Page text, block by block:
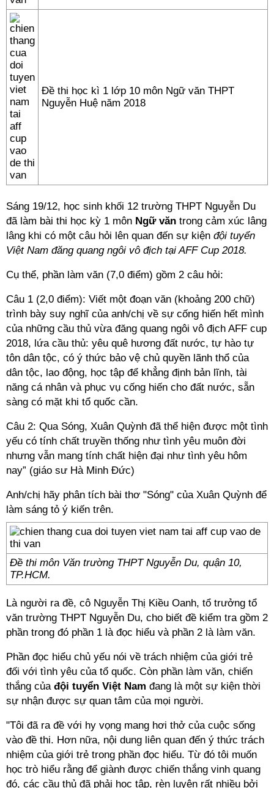
Đề thi học kì 1 lớp 10 môn Ngữ văn THPT
Nguyễn Huệ năm 2018
Sáng 19/12, học sinh khối 12 trường THPT Nguyễn Du
đã làm bài thi học kỳ 1 môn Ngữ văn trong cảm xúc lâng
lâng khi có một câu hỏi lên quan đến sự kiện đội tuyển
Việt Nam đăng quang ngôi vô địch tại AFF Cup 2018.
Cụ thể, phần làm văn (7,0 điểm) gồm 2 câu hỏi:
Câu 1 (2,0 điểm): Viết một đoạn văn (khoảng 200 chữ)
trình bày suy nghĩ của anh/chị về sự cống hiến hết mình
của những cầu thủ vừa đăng quang ngôi vô địch AFF cup
2018, lứa cầu thủ: yêu quê hương đất nước, tự hào tự
tôn dân tộc, có ý thức bảo vệ chủ quyền lãnh thổ của
dân tộc, lao động, học tập để khẳng định bản lĩnh, tài
năng cá nhân và phục vụ cống hiến cho đất nước, sẵn
sàng có mặt khi tổ quốc cần.
Câu 2: Qua Sóng, Xuân Quỳnh đã thể hiện được một tình
yếu có tính chất truyền thống như tình yêu muôn đời
nhưng vẫn mang tính chất hiện đại như tình yêu hôm
nay” (giáo sư Hà Minh Đức)
Anh/chị hãy phân tích bài thơ "Sóng" của Xuân Quỳnh để
làm sáng tỏ ý kiến trên.
Đề thi môn Văn trường THPT Nguyễn Du, quận 10,
TP.HCM.
Là người ra đề, cô Nguyễn Thị Kiều Oanh, tổ trưởng tổ
văn trường THPT Nguyễn Du, cho biết đề kiểm tra gồm 2
phần trong đó phần 1 là đọc hiểu và phần 2 là làm văn.
Phần đọc hiểu chủ yếu nói về trách nhiệm của giới trẻ
đối với tình yêu của tổ quốc. Còn phần làm văn, chiến
thắng của đội tuyển Việt Nam đang là một sự kiện thời
sự nhận được sự quan tâm của mọi người.
"Tôi đã ra đề với hy vọng mang hơi thở của cuộc sống
vào đề thi. Hơn nữa, nội dung liên quan đến ý thức trách
nhiệm của giới trẻ trong phần đọc hiểu. Từ đó tôi muốn
học trò hiểu rằng để giành được chiến thắng vinh quang
đó, các cầu thủ đã phải học tập, rèn luyện rất nhiều bởi